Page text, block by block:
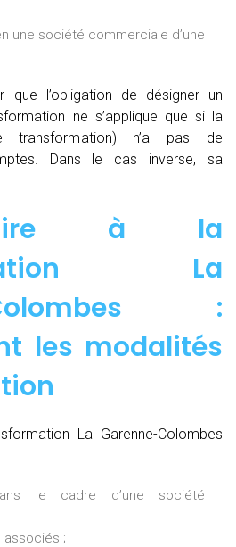
une société commerciale d’une
que l’obligation de désigner un
ne s’applique que si la
transformation) n’a pas de
Dans le cas inverse, sa
à la
La
Colombes :
les modalités
La Garenne-Colombes
le cadre d’une société
associés ;